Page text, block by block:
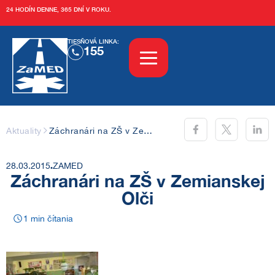
24 HODÍN DENNE, 365 DNÍ V ROKU.
TIESŇOVÁ LINKA:
155
Aktuality
O nás
KariéraKurzy
Sledujte nás aj tu:
Aktuality Záchranári na ZŠ v Zemianskej Olči
28.03.2015 ZAMED
Záchranári na ZŠ v Zemianskej
Olči
1 min čítania